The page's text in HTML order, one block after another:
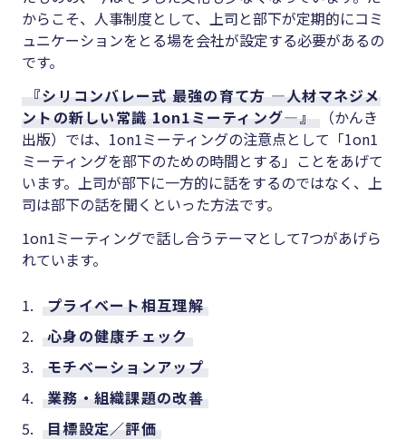
からこそ、人事制度として、上司と部下が定期的にコミ
ュニケーションをとる場を会社が設定する必要があるの
です。
『シリコンバレー式 最強の育て方 ―人材マネジメ
ントの新しい常識 1on1ミーティング―』 （かんき
出版）では、1on1ミーティングの注意点として「1on1
ミーティングを部下のための時間とする」ことをあげて
います。上司が部下に一方的に話をするのではなく、上
司は部下の話を聞くといった方法です。
1on1ミーティングで話し合うテーマとして7つがあげら
れています。
プライベート相互理解
心身の健康チェック
モチベーションアップ
業務・組織課題の改善
目標設定／評価